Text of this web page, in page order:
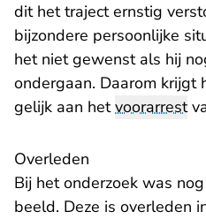
dit het traject ernstig
bijzondere persoonlijke
het niet gewenst als hij
ondergaan. Daarom krijgt
gelijk aan hetvoorarrest
Overleden
Bij het onderzoek was
beeld. Deze is overleden